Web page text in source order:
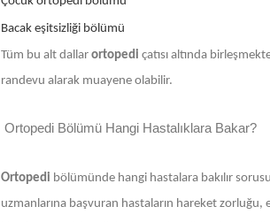
Bacak eşitsizliği bölümü
Tüm bu alt dallar ortopedi çatısı altında
randevu alarak muayene olabilir.
Ortopedi Bölümü Hangi Hastalıklara Bakar?
Ortopedi bölümünde hangi hastalara bakılır
uzmanlarına başvuran hastaların hareket zorluğu,